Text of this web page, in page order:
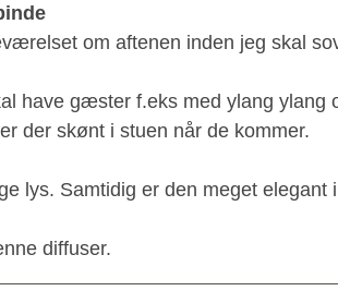
om aftenen inden jeg skal
have gæster f.eks med ylang
der skønt i stuen når de kommer.
lys. Samtidig er den meget elegant
diffuser.